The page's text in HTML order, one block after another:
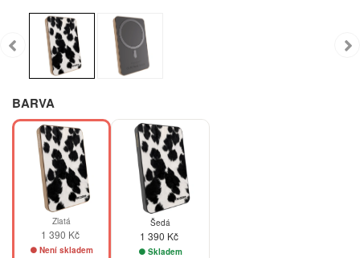
BARVA
Zlatá
1 390 Kč
Není skladem
Šedá
1 390 Kč
Skladem